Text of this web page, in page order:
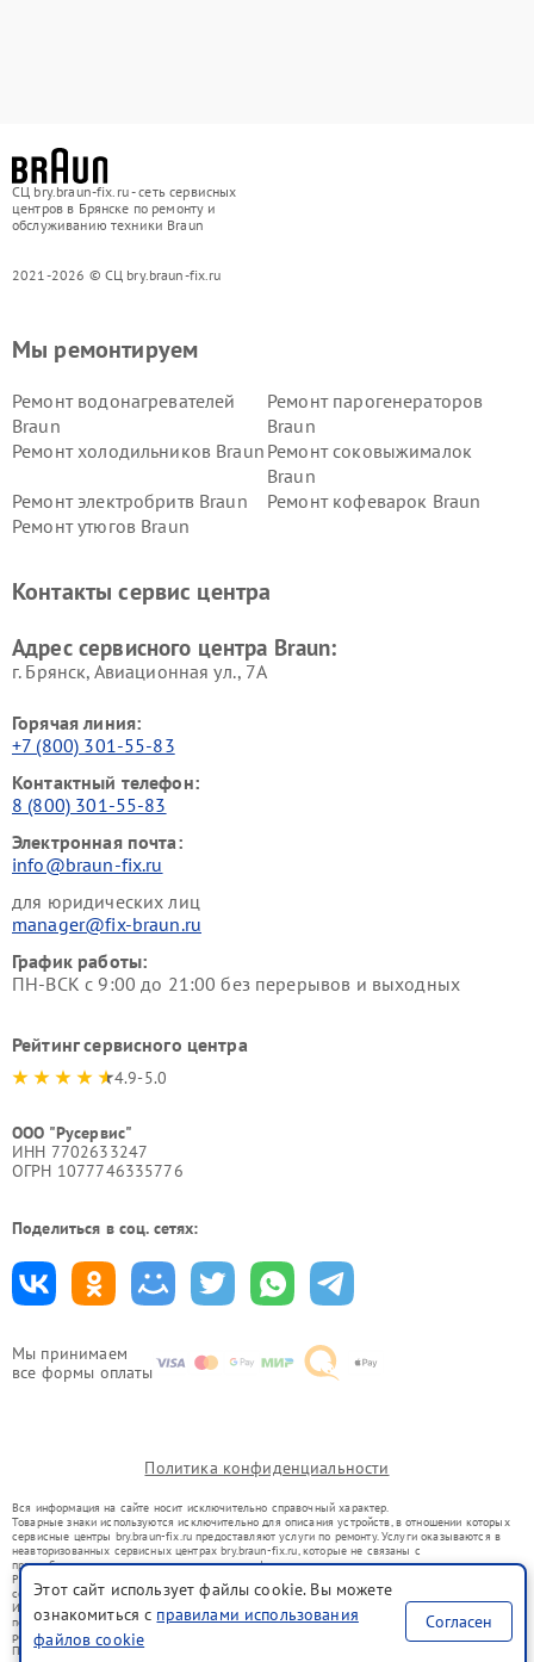
СЦ bry.braun-fix.ru - сеть сервисных
центров в Брянске по ремонту и
обслуживанию техники Braun
2021-2026 © СЦ bry.braun-fix.ru
Мы принимаем
все формы оплаты
Мы ремонтируем
Ремонт водонагревателей
Braun
Ремонт парогенераторов
Braun
Ремонт холодильников Braun Ремонт соковыжималок
Braun
Ремонт электробритв Braun
Ремонт кофеварок Braun
Ремонт утюгов Braun
Контакты сервис центра
Адрес сервисного центра Braun:
г. Брянск, Авиационная ул., 7А
Горячая линия:
+7 (800) 301-55-83
Контактный телефон:
8 (800) 301-55-83
Электронная почта:
info@braun-fix.ru
для юридических лиц
manager@fix-braun.ru
График работы:
ПН-ВСК с 9:00 до 21:00 без перерывов и выходных
Рейтинг сервисного центра
4.9-5.0
ООО "Русервис"
ИНН 7702633247
ОГРН 1077746335776
Поделиться в соц. сетях:
Политика конфиденциальности
Вся информация на сайте носит исключительно справочный характер.
Товарные знаки используются исключительно для описания устройств, в отношении которых
сервисные центры bry.braun-fix.ru предоставляют услуги по ремонту. Услуги оказываются в
неавторизованных сервисных центрах bry.braun-fix.ru, которые не связаны с
правообладателями товарных знаков или их официальными представителями.
Ремонт осуществляется для устройств, уже введенных в гражданский оборот в соответствии
со статьей 1487 ГК РФ.
Использование товарных знаков не преследует цели индивидуализации услуг или введения
потребителей в заблуждение, а служит для информирования о предоставляемых услугах по
ремонту техники указанных брендов.
Представленная на сайте информация не является публичной офертой, определяемой
Этот сайт использует файлы cookie. Вы можете
ознакомиться с правилами использования
файлов cookie
Согласен